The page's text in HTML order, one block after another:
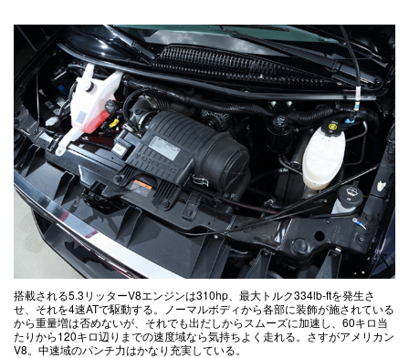
搭載される5.3リッターV8エンジンは310hp、最大トルク334lb-ftを発生さ
せ、それを4速ATで駆動する。ノーマルボディから各部に装飾が施されている
から重量増は否めないが、それでも出だしからスムーズに加速し、60キロ当
たりから120キロ辺りまでの速度域なら気持ちよく走れる。さすがアメリカン
V8。中速域のパンチ力はかなり充実している。